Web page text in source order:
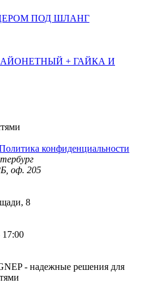
ПОД ШЛАНГ
+ ГАЙКА И
конфиденциальности
оф. 205
8
- надежные решения для